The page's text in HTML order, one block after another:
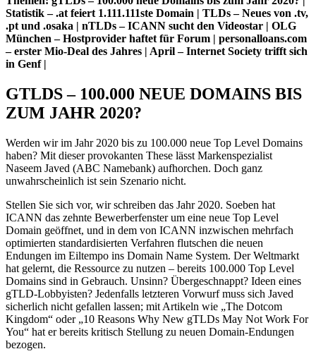
Statistik – .at feiert 1.111.111ste Domain | TLDs – Neues von .tv,
.pt und .osaka | nTLDs – ICANN sucht den Videostar | OLG
München – Hostprovider haftet für Forum | personalloans.com
– erster Mio-Deal des Jahres | April – Internet Society trifft sich
in Genf |
GTLDS – 100.000 NEUE DOMAINS BIS
ZUM JAHR 2020?
Werden wir im Jahr 2020 bis zu 100.000 neue Top Level Domains
haben? Mit dieser provokanten These lässt Markenspezialist
Naseem Javed (ABC Namebank) aufhorchen. Doch ganz
unwahrscheinlich ist sein Szenario nicht.
Stellen Sie sich vor, wir schreiben das Jahr 2020. Soeben hat
ICANN das zehnte Bewerberfenster um eine neue Top Level
Domain geöffnet, und in dem von ICANN inzwischen mehrfach
optimierten standardisierten Verfahren flutschen die neuen
Endungen im Eiltempo ins Domain Name System. Der Weltmarkt
hat gelernt, die Ressource zu nutzen – bereits 100.000 Top Level
Domains sind in Gebrauch. Unsinn? Übergeschnappt? Ideen eines
gTLD-Lobbyisten? Jedenfalls letzteren Vorwurf muss sich Javed
sicherlich nicht gefallen lassen; mit Artikeln wie „The Dotcom
Kingdom“ oder „10 Reasons Why New gTLDs May Not Work For
You“ hat er bereits kritisch Stellung zu neuen Domain-Endungen
bezogen.